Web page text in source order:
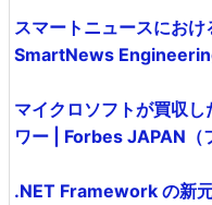
スマートニュースにお
SmartNews
マイクロソフトが買収
ワー | Forbes JAPAN（
.NET Framework の新